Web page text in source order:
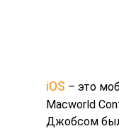
iOS – это
Macworld
Джобсом